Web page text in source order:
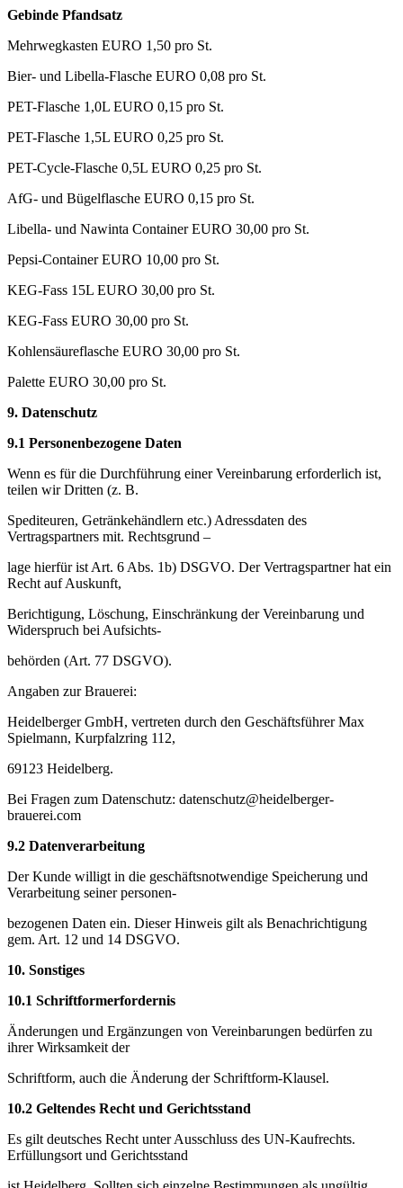
Gebinde Pfandsatz
Mehrwegkasten EURO 1,50 pro St.
Bier- und Libella-Flasche EURO 0,08 pro St.
PET-Flasche 1,0L EURO 0,15 pro St.
PET-Flasche 1,5L EURO 0,25 pro St.
PET-Cycle-Flasche 0,5L EURO 0,25 pro St.
AfG- und Bügelflasche EURO 0,15 pro St.
Libella- und Nawinta Container EURO 30,00 pro St.
Pepsi-Container EURO 10,00 pro St.
KEG-Fass 15L EURO 30,00 pro St.
KEG-Fass EURO 30,00 pro St.
Kohlensäureflasche EURO 30,00 pro St.
Palette EURO 30,00 pro St.
9. Datenschutz
9.1 Personenbezogene Daten
Wenn es für die Durchführung einer Vereinbarung erforderlich ist,
teilen wir Dritten (z. B.
Spediteuren, Getränkehändlern etc.) Adressdaten des
Vertragspartners mit. Rechtsgrund –
lage hierfür ist Art. 6 Abs. 1b) DSGVO. Der Vertragspartner hat ein
Recht auf Auskunft,
Berichtigung, Löschung, Einschränkung der Vereinbarung und
Widerspruch bei Aufsichts-
behörden (Art. 77 DSGVO).
Angaben zur Brauerei:
Heidelberger GmbH, vertreten durch den Geschäftsführer Max
Spielmann, Kurpfalzring 112,
69123 Heidelberg.
Bei Fragen zum Datenschutz: datenschutz@heidelberger-
brauerei.com
9.2 Datenverarbeitung
Der Kunde willigt in die geschäftsnotwendige Speicherung und
Verarbeitung seiner personen-
bezogenen Daten ein. Dieser Hinweis gilt als Benachrichtigung
gem. Art. 12 und 14 DSGVO.
10. Sonstiges
10.1 Schriftformerfordernis
Änderungen und Ergänzungen von Vereinbarungen bedürfen zu
ihrer Wirksamkeit der
Schriftform, auch die Änderung der Schriftform-Klausel.
10.2 Geltendes Recht und Gerichtsstand
Es gilt deutsches Recht unter Ausschluss des UN-Kaufrechts.
Erfüllungsort und Gerichtsstand